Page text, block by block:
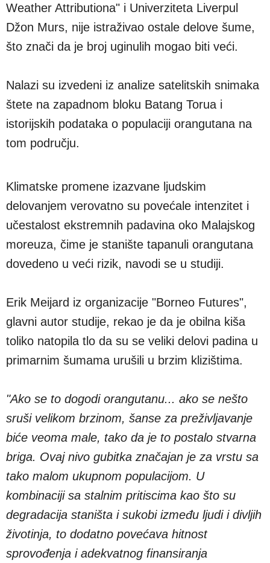
Weather Attributiona" i Univerziteta Liverpul
Džon Murs, nije istraživao ostale delove šume,
što znači da je broj uginulih mogao biti veći.
Nalazi su izvedeni iz analize satelitskih snimaka
štete na zapadnom bloku Batang Torua i
istorijskih podataka o populaciji orangutana na
tom području.
Klimatske promene izazvane ljudskim
delovanjem verovatno su povećale intenzitet i
učestalost ekstremnih padavina oko Malajskog
moreuza, čime je stanište tapanuli orangutana
dovedeno u veći rizik, navodi se u studiji.
Erik Meijard iz organizacije "Borneo Futures",
glavni autor studije, rekao je da je obilna kiša
toliko natopila tlo da su se veliki delovi padina u
primarnim šumama urušili u brzim klizištima.
"Ako se to dogodi orangutanu... ako se nešto
sruši velikom brzinom, šanse za preživljavanje
biće veoma male, tako da je to postalo stvarna
briga. Ovaj nivo gubitka značajan je za vrstu sa
tako malom ukupnom populacijom. U
kombinaciji sa stalnim pritiscima kao što su
degradacija staništa i sukobi između ljudi i divljih
životinja, to dodatno povećava hitnost
sprovođenja i adekvatnog finansiranja